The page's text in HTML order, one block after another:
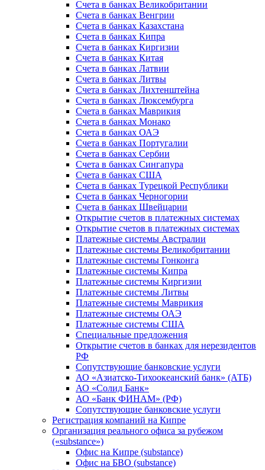
Счета в банках Великобритании
Счета в банках Венгрии
Счета в банках Казахстана
Счета в банках Кипра
Счета в банках Киргизии
Счета в банках Китая
Счета в банках Латвии
Счета в банках Литвы
Счета в банках Лихтенштейна
Счета в банках Люксембурга
Счета в банках Маврикия
Счета в банках Монако
Счета в банках ОАЭ
Счета в банках Португалии
Счета в банках Сербии
Счета в банках Сингапура
Счета в банках США
Счета в банках Турецкой Республики
Счета в банках Черногории
Счета в банках Швейцарии
Открытие счетов в платежных системах
Открытие счетов в платежных системах
Платежные системы Австралии
Платежные системы Великобритании
Платежные системы Гонконга
Платежные системы Кипра
Платежные системы Киргизии
Платежные системы Литвы
Платежные системы Маврикия
Платежные системы ОАЭ
Платежные системы США
Специальные предложения
Открытие счетов в банках для нерезидентов
РФ
Сопутствующие банковские услуги
АО «Азиатско-Тихоокеанский банк» (АТБ)
АО «Солид Банк»
АО «Банк ФИНАМ» (РФ)
Сопутствующие банковские услуги
Регистрация компаний на Кипре
Организация реального офиса за рубежом
(«substance»)
Офис на Кипре (substance)
Офис на БВО (substance)